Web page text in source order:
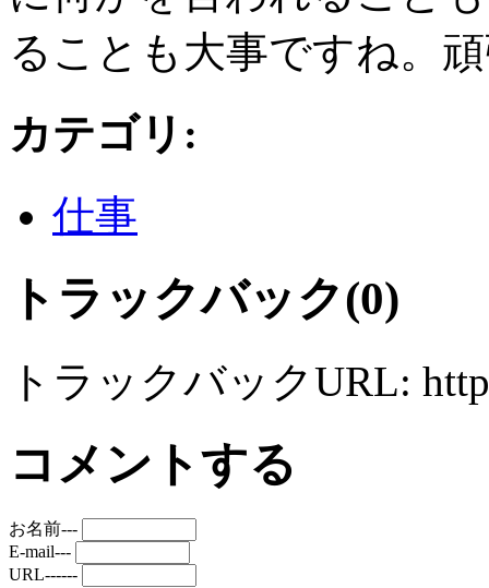
ることも大事ですね。
カテゴリ :
仕事
トラックバック(0)
トラックバックURL:
コメントする
お名前---
E-mail---
URL------